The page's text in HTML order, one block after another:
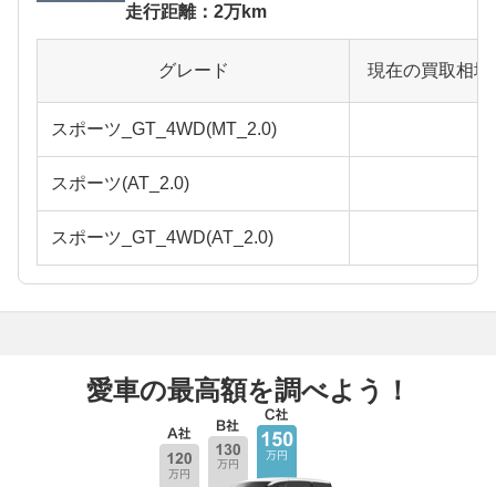
走行距離：2万km
グレード 現在の買取相
スポーツ_GT_4WD(MT_2.0)
スポーツ(AT_2.0)
スポーツ_GT_4WD(AT_2.0)
愛車の最高額を調べよう！